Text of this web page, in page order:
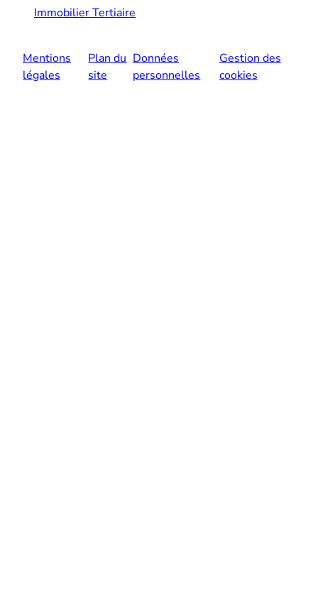
Immobilier Tertiaire
Mentions
légales
Plan du
site
Données
personnelles
Gestion des
cookies